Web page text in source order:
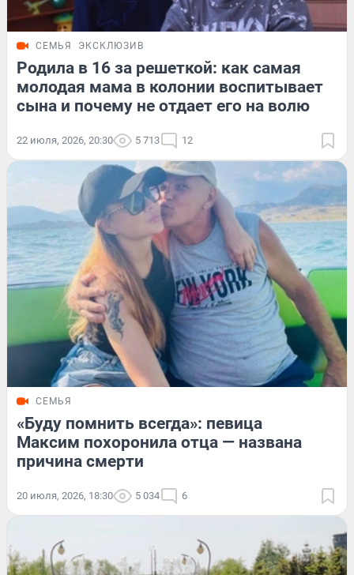
СЕМЬЯ ЭКСКЛЮЗИВ
Родила в 16 за решеткой: как самая
молодая мама в колонии воспитывает
сына и почему не отдает его на волю
22 июля, 2026, 20:30 5 713 12
СЕМЬЯ
«Буду помнить всегда»: певица
Максим похоронила отца — названа
причина смерти
20 июля, 2026, 18:30 5 034 6